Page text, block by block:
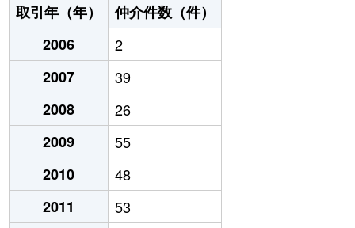
取引年（年）
仲介件数（件）
2006
2
2007
39
2008
26
2009
55
2010
48
2011
53